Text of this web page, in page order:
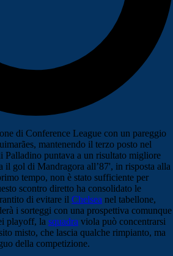
di Conference League con un pareggio
mantenendo il terzo posto nel
Palladino puntava a un risultato migliore
il gol di Mandragora all’87', in risposta alla
tempo, non è stato sufficiente per
scontro diretto ha consolidato le
di evitare il Chelsea nel tabellone,
i sorteggi con una prospettiva comunque
playoff, la squadra viola può concentrarsi
misto, che lascia qualche rimpianto, ma
della competizione.